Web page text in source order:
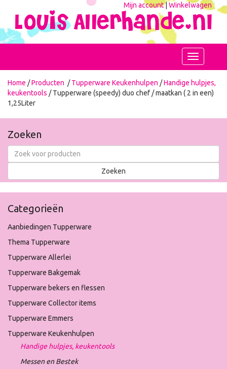
Mijn account|Winkelwagen
Toggle
navigation
Home /Producten /Tupperware Keukenhulpen /Handige hulpjes,
keukentools / Tupperware (speedy) duo chef / maatkan ( 2 in een)
1,25Liter
Zoeken
Categorieën
Aanbiedingen Tupperware
Thema Tupperware
Tupperware Allerlei
Tupperware Bakgemak
Tupperware bekers en flessen
Tupperware Collector items
Tupperware Emmers
Tupperware Keukenhulpen
Handige hulpjes, keukentools
Messen en Bestek